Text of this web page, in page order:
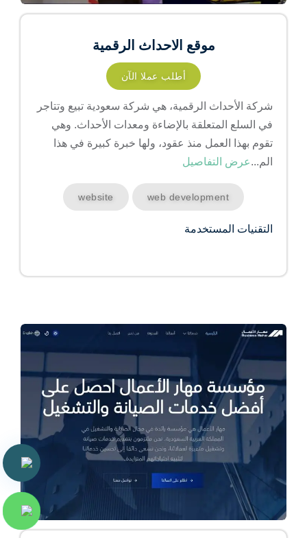
موقع الاحداث الرقمية
أطلب عملا الآن
شركة الأحداث الرقمية، هي شركة سعودية تبيع وتتاجر
في السلع المتعلقة بالإضاءة ومعدات الأحداث. وهي
تقوم بهذا العمل منذ عقود، ولها خبرة كبيرة في هذا
الم...عرض التفاصيل
web development
website
التقنيات المستخدمة